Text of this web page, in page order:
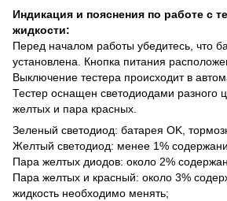
Индикация и пояснения по работе с
жидкости:
Перед началом работы убедитесь, что
установлена. Кнопка питания
Выключение тестера происходит в
Тестер оснащен светодиодами разного
желтых и пара красных.
Зеленый светодиод: батарея OK,
Желтый светодиод: менее 1%
Пара желтых диодов: около 2%
Пара желтых и красный: около 3%
жидкость необходимо менять;